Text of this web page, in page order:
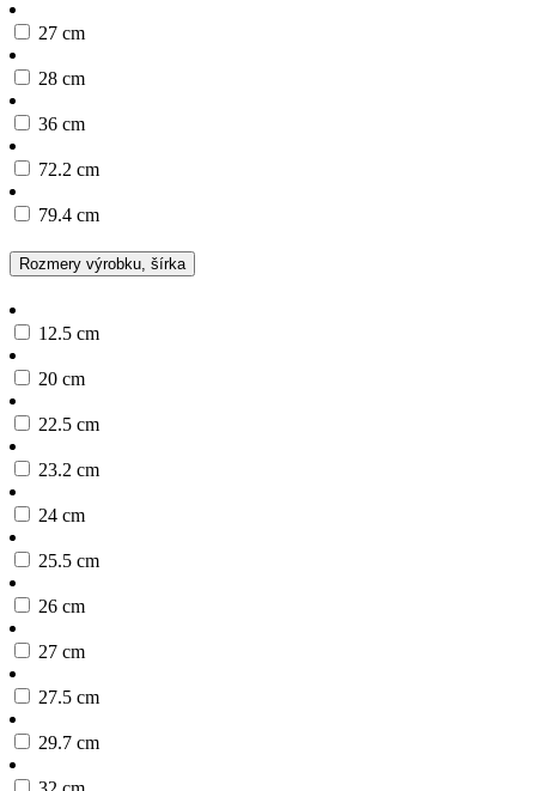
27 cm
28 cm
36 cm
72.2 cm
79.4 cm
Rozmery výrobku, šírka
12.5 cm
20 cm
22.5 cm
23.2 cm
24 cm
25.5 cm
26 cm
27 cm
27.5 cm
29.7 cm